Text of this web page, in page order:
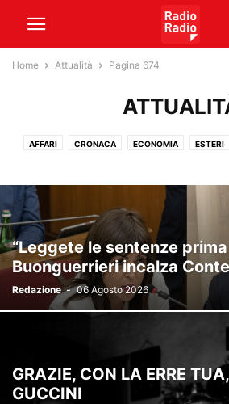
Home Attualità Pagina 674
AFFARI CRONACA ECONOMIA ESTERI
“Leggete le sentenze
Buonguerrieri incalza
Redazione - 06 Agosto 2026
GRAZIE, CON LA ERRE
GUCCINI